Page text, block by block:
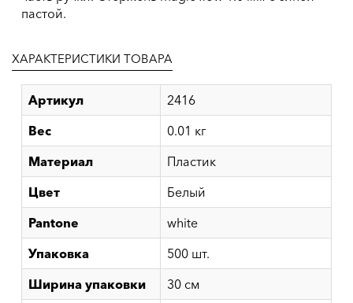
пастой.
ХАРАКТЕРИСТИКИ ТОВАРА
Артикул
2416
Вес
0.01 кг
Материал
Пластик
Цвет
Белый
Pantone
white
Упаковка
500 шт.
Ширина упаковки
30 см